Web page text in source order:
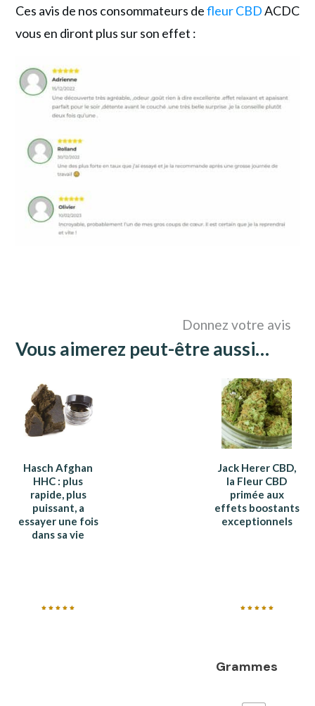
Ces avis de nos consommateurs defleur CBDACDC
vous en diront plus sur son effet :
Donnez votre avis
Vous aimerez peut-être aussi…
Hasch Afghan
HHC : plus
rapide, plus
puissant, a
essayer une fois
dans sa vie
Jack Herer CBD,
la Fleur CBD
primée aux
effets boostants
exceptionnels
Grammes